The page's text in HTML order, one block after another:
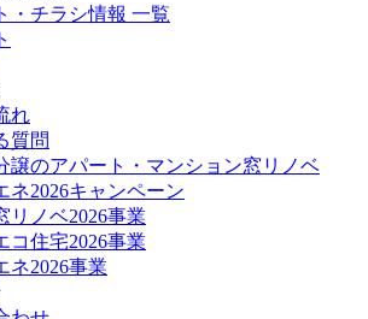
・チラシ情報 一覧
れ
質問
譲のアパート・マンション窓リノベ
ネ2026キャンペーン
リノベ2026事業
コ住宅2026事業
ネ2026事業